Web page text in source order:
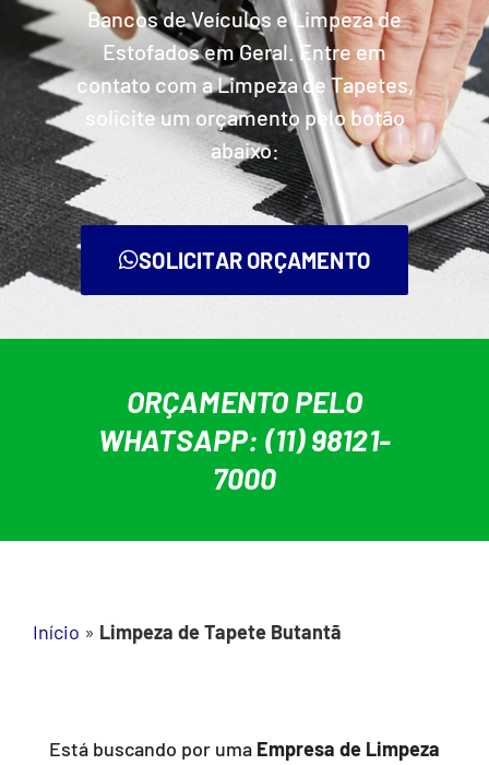
Bancos de Veículos e Limpeza de
Estofados em Geral. Entre em
contato com a Limpeza de Tapetes,
solicite um orçamento pelo botão
abaixo:
SOLICITAR ORÇAMENTO
ORÇAMENTO PELO
WHATSAPP: (11) 98121-
7000
Início » Limpeza de Tapete Butantã
Está buscando por uma Empresa de Limpeza